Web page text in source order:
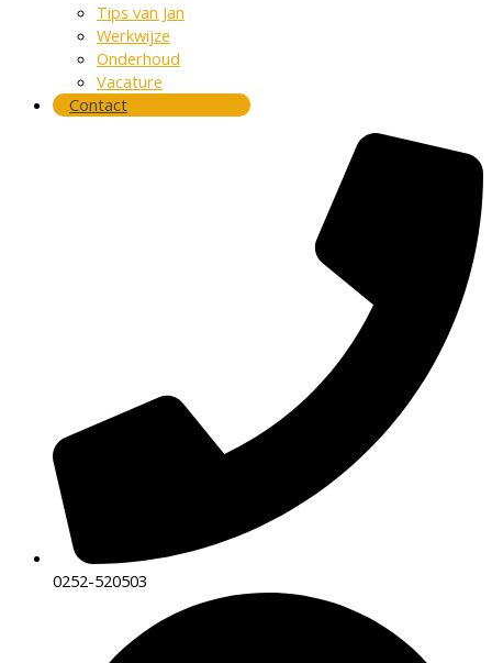
Tips van Jan
Werkwijze
Onderhoud
Vacature
Contact
0252-520503